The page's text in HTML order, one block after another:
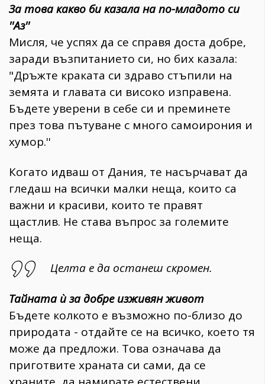
За това какво би казала на по-младото си
''Аз''
Мисля, че успях да се справя доста добре,
заради възпитанието си, но бих казала:
"Дръжте краката си здраво стъпили на
земята и главата си високо изправена.
Бъдете уверени в себе си и преминете
през това пътуване с много самоирония и
хумор.''
Когато идваш от Дания, те насърчават да
гледаш на всички малки неща, които са
важни и красиви, които те правят
щастлив. Не става въпрос за големите
неща.
Целта е да останеш скромен.
Тайната ѝ за добре изживян живот
Бъдете колкото е възможно по-близо до
природата - отдайте се на всичко, което тя
може да предложи. Това означава да
приготвите храната си сами, да се